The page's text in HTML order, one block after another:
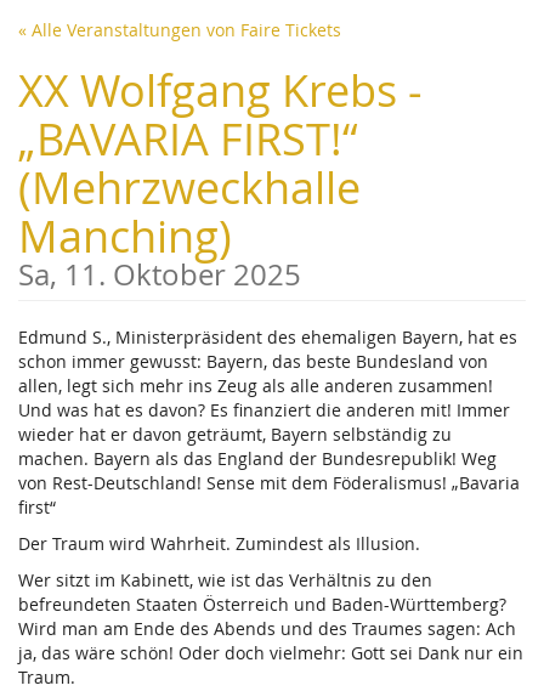
Zum
Inhalt
springen
« Alle Veranstaltungen von Faire Tickets
XX Wolfgang Krebs -
„BAVARIA FIRST!“
(Mehrzweckhalle
Manching)
Sa, 11. Oktober 2025
Edmund S., Ministerpräsident des ehemaligen Bayern, hat es
schon immer gewusst: Bayern, das beste Bundesland von
allen, legt sich mehr ins Zeug als alle anderen zusammen!
Und was hat es davon? Es finanziert die anderen mit! Immer
wieder hat er davon geträumt, Bayern selbständig zu
machen. Bayern als das England der Bundesrepublik! Weg
von Rest-Deutschland! Sense mit dem Föderalismus! „Bavaria
first“
Der Traum wird Wahrheit. Zumindest als Illusion.
Wer sitzt im Kabinett, wie ist das Verhältnis zu den
befreundeten Staaten Österreich und Baden-Württemberg?
Wird man am Ende des Abends und des Traumes sagen: Ach
ja, das wäre schön! Oder doch vielmehr: Gott sei Dank nur ein
Traum.